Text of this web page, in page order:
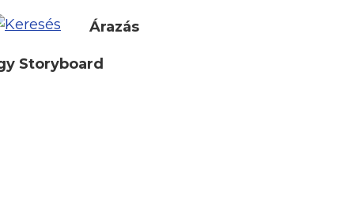
Árazás
Storyboard